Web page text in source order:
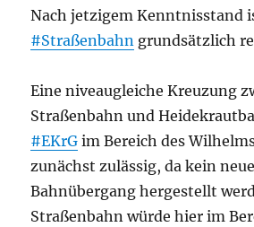
Nach jetzigem Kenntnisstand
#Straßenbahn grundsätzlich
Eine niveaugleiche Kreuzung
Straßenbahn und
#EKrG im Bereich des
zunächst zulässig, da kein
Bahnübergang hergestellt
Straßenbahn würde hier im